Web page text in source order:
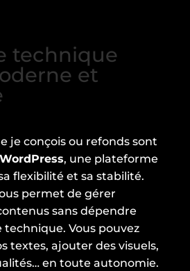
technique
et
je conçois ou refonds sont
WordPress, une plateforme
flexibilité et sa stabilité.
permet de gérer
sans dépendre
technique. Vous pouvez
textes, ajouter des visuels,
en toute autonomie.